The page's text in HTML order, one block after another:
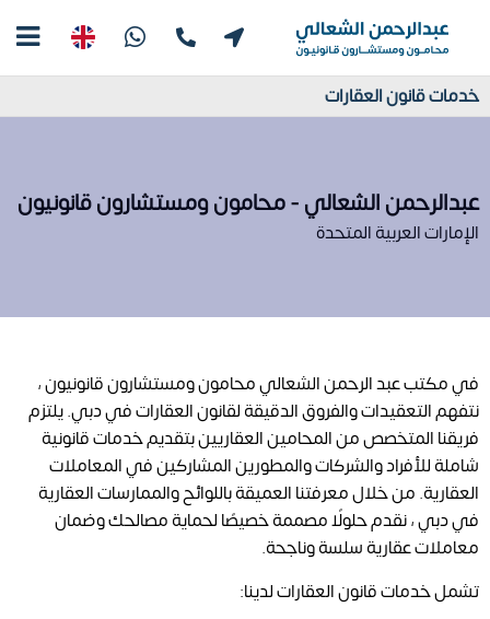
خدمات قانون العقارات
عبدالرحمن الشعالي - محامون ومستشارون قانونيون
الإمارات العربية المتحدة
في مكتب عبد الرحمن الشعالي محامون ومستشارون قانونيون ،
نتفهم التعقيدات والفروق الدقيقة لقانون العقارات في دبي. يلتزم
فريقنا المتخصص من المحامين العقاريين بتقديم خدمات قانونية
شاملة للأفراد والشركات والمطورين المشاركين في المعاملات
العقارية. من خلال معرفتنا العميقة باللوائح والممارسات العقارية
في دبي ، نقدم حلولًا مصممة خصيصًا لحماية مصالحك وضمان
معاملات عقارية سلسة وناجحة.
تشمل خدمات قانون العقارات لدينا: